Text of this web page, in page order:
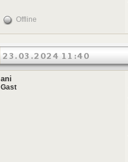
Offline
23.03.2024 11:40
ani
Gast